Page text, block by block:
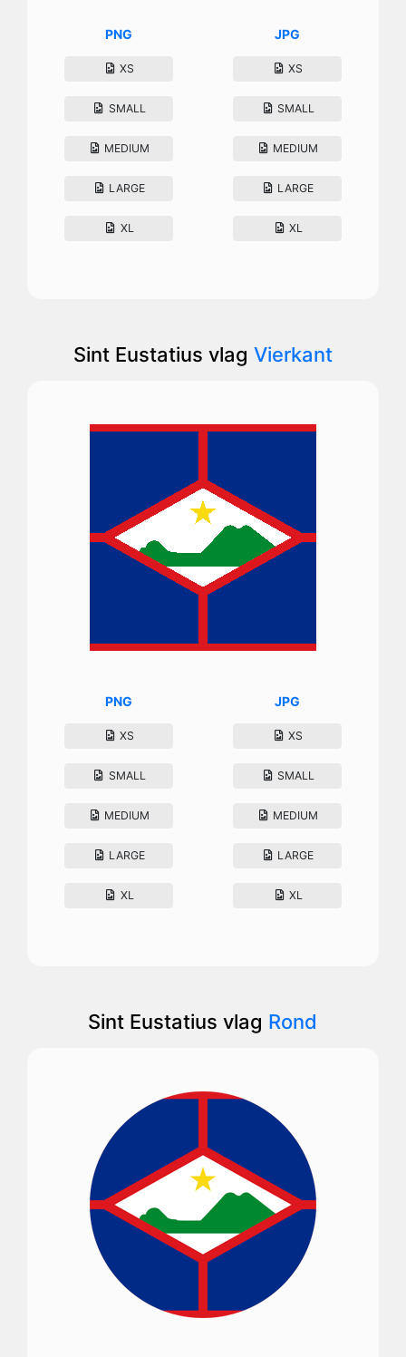
PNG
XS
SMALL
MEDIUM
LARGE
XL
JPG
XS
SMALL
MEDIUM
LARGE
XL
Sint Eustatius vlag Vierkant
PNG
XS
SMALL
MEDIUM
LARGE
XL
JPG
XS
SMALL
MEDIUM
LARGE
XL
Sint Eustatius vlag Rond